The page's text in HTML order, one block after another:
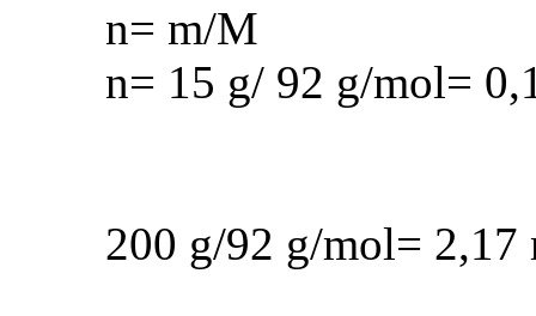
n= m/M
n= 15 g/ 92 g/mol=
200 g/92 g/mol= 2,17